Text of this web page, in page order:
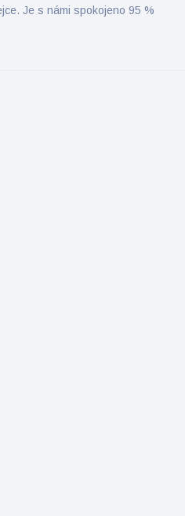
Je s námi spokojeno 95 %